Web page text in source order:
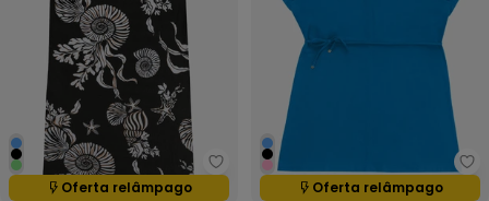
Secret Glam - Vestido Midi
Oferta relâmpago
Termina em:15:05:14 Oferta relâmpago
Termina em:15:05:14